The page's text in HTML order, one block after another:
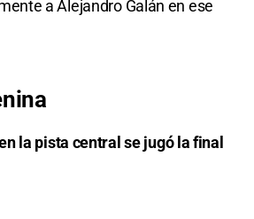
a Alejandro Galán en ese
la pista central se jugó la final